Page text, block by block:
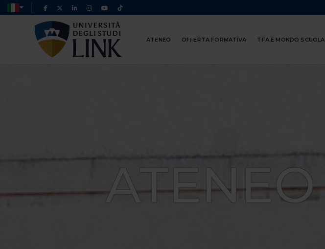
ATENEO OFFERTA FORMATIVA TFA E MONDO SCUOLA
ATENEO